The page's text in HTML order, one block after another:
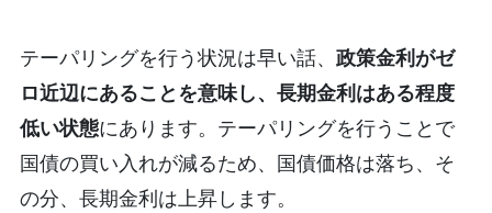
テーパリングを行う状況は早い話、 政策金利がゼ
ロ近辺にあることを意味し、長期金利はある程度
低い状態にあります。テーパリングを行うことで
国債の買い入れが減るため、国債価格は落ち、そ
の分、長期金利は上昇します。